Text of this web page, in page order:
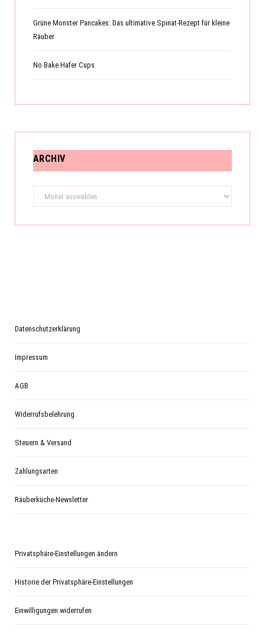
Grüne Monster Pancakes: Das ultimative Spinat-Rezept für kleine
Räuber
No Bake Hafer Cups
ARCHIV
Archiv
Datenschutzerklärung
Impressum
AGB
Widerrufsbelehrung
Steuern & Versand
Zahlungsarten
Räuberküche-Newsletter
Privatsphäre-Einstellungen ändern
Historie der Privatsphäre-Einstellungen
Einwilligungen widerrufen